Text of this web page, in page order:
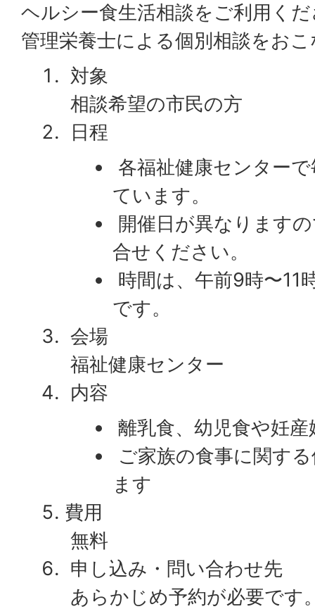
ヘルシー食生活相談をご利用く
管理栄養士による個別相談をお
対象
相談希望の市民の方
日程
各福祉健康センター
ています。
開催日が異なります
合せください。
時間は、午前9時〜11
です。
会場
​​​​​​​ 福祉健康センター
内容
離乳食、幼児食や妊
ご家族の食事に関す
ます
費用
無料
申し込み・問い合わせ先
あらかじめ予約が必要です